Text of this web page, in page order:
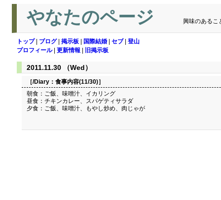
やなたのページ 興味のあるこ
トップ| ブログ| 掲示板 国際結婚 セブ| 登山
プロフィール| 更新情報 旧掲示板
2011.11.30 （Wed）
［/Diary： 食事内容(11/30)］
朝食：ご飯、味噌汁、イカリング
昼食：チキンカレー、スパゲティサラダ
夕食：ご飯、味噌汁、もやし炒め、肉じゃが